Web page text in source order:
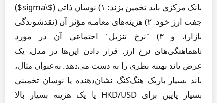
بانک مرکزی باید تخمین بزند: ۱) نوسان ذاتی ($\sigma$)
جفت ارز خود، ۲) هزینه‌های معامله مؤثر آن (نقدشوندگی
بازار)، و ۳) "نرخ تنزیل" اجتماعی آن در مورد
ناهماهنگی‌های نرخ ارز. قرار دادن این‌ها در مدل، یک
عرض باند بهینه نظری را به دست می‌دهد. به‌عنوان مثال،
باند بسیار باریک هنگ‌کنگ نشان‌دهنده یا نوسان تخمینی
بسیار پایین برای HKD/USD یا یک هزینه بسیار بالا